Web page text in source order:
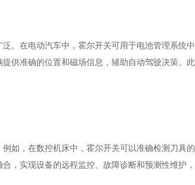
。在电动汽车中，霍尔开关可用于电池管理系统中
供准确的位置和磁场信息，辅助自动驾驶决策。此
如，在数控机床中，霍尔开关可以准确检测刀具的
，实现设备的远程监控、故障诊断和预测性维护，